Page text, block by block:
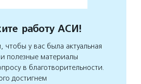
работу АСИ!
у вас была актуальная
полезные материалы
в благотворительности.
достигнем